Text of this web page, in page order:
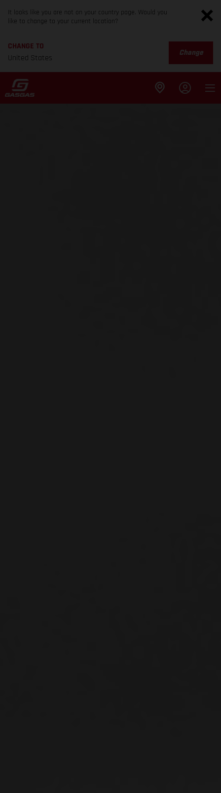
It looks like you are not on your country page. Would you
like to change to your current location?
CHANGE TO
United States
Change